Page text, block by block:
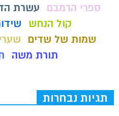
ספרי הרמבם
עשרת
קול הנחש
שמות של שדים
תורת משה
תגיות נבחרות